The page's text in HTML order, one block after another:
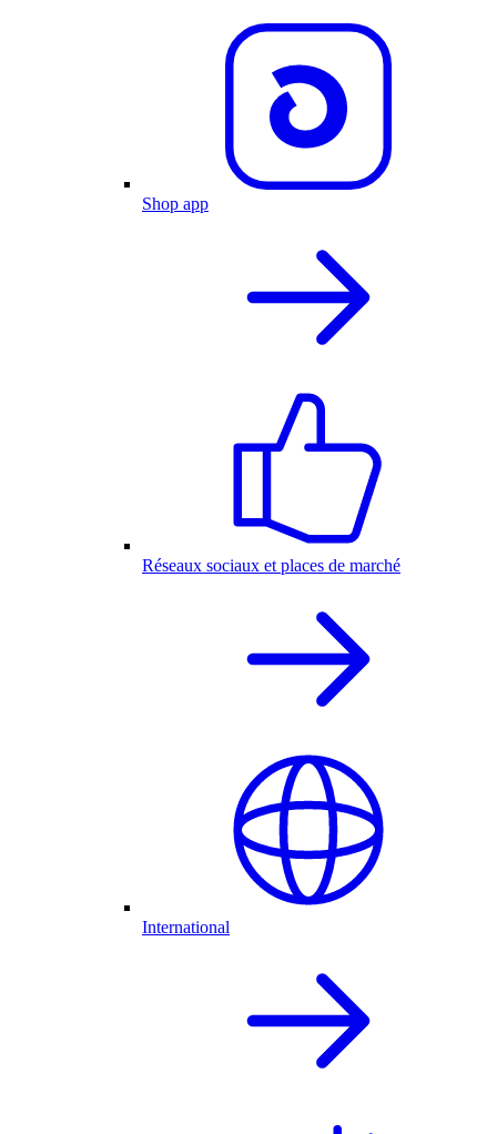
Shop app
Réseaux sociaux et places de marché
International